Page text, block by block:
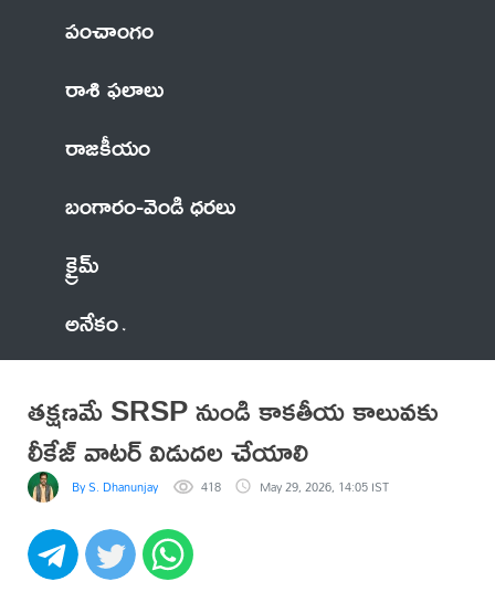
పంచాంగం
రాశి ఫలాలు
రాజకీయం
బంగారం-వెండి ధరలు
క్రైమ్
అనేకం
తక్షణమే SRSP నుండి కాకతీయ కాలువకు
లీకేజ్ వాటర్ విడుదల చేయాలి
By S. Dhanunjay 418 May 29, 2026, 14:05 IST